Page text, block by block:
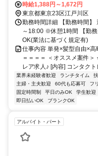
時給1,388円～1,672円
東京都東京23区江戸川区
勤務時間詳細 【勤務時間
～18:00 ※休憩1時間 【勤
OK(業法に基づく規定有)
仕事内容 単発×髪型自由×
＝＝＝＝ ＜オススメ案件
レア求人♪ [内容] コンタク
業界未経験者歓迎 ランチタイム
主婦・主夫歓迎
60代も応募可 フ
固定時間制
平日のみOK 学生歓迎
即日払いOK
ブランクOK
アルバイト・パート